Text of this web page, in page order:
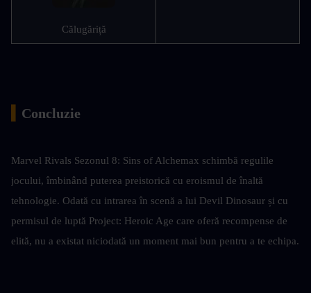
Călugăriță
Concluzie
Marvel Rivals Sezonul 8: Sins of Alchemax schimbă regulile
jocului, îmbinând puterea preistorică cu eroismul de înaltă
tehnologie. Odată cu intrarea în scenă a lui Devil Dinosaur și cu
permisul de luptă Project: Heroic Age care oferă recompense de
elită, nu a existat niciodată un moment mai bun pentru a te echipa.